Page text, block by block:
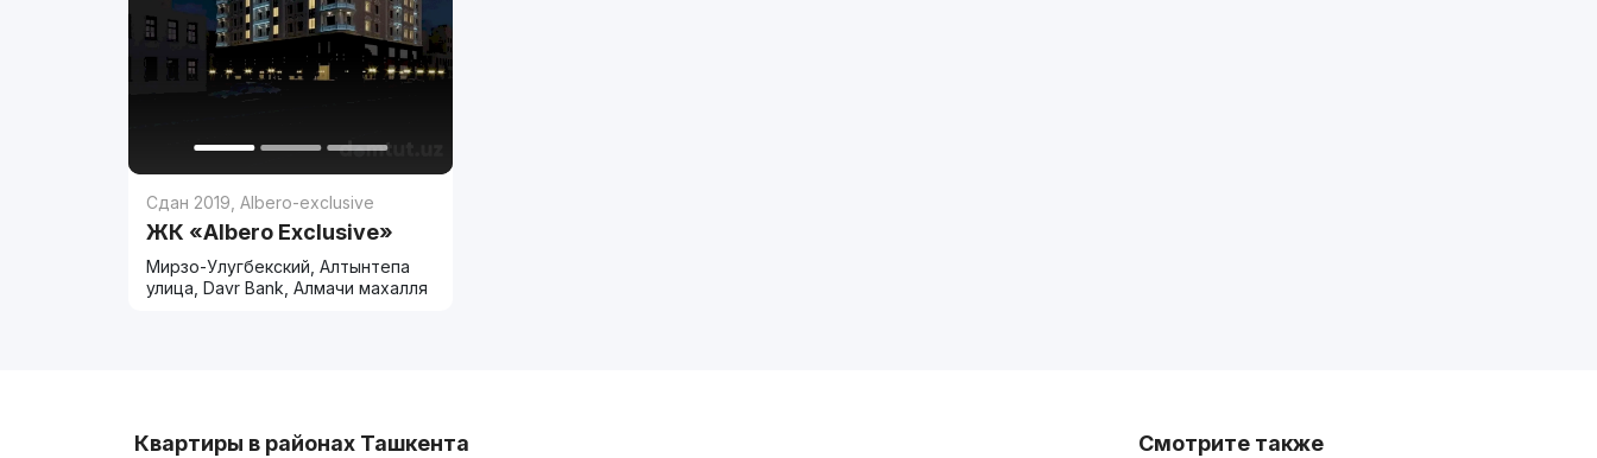
Сдан 2019 ,Albero-exclusive
ЖК «Albero Exclusive»
Мирзо-Улугбекский, Алтынтепа
улица, Davr Bank, Алмачи махалля
Квартиры в районах Ташкента Смотрите также